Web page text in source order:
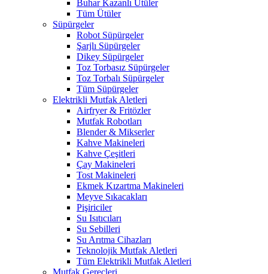
Buhar Kazanlı Ütüler
Tüm Ütüler
Süpürgeler
Robot Süpürgeler
Şarjlı Süpürgeler
Dikey Süpürgeler
Toz Torbasız Süpürgeler
Toz Torbalı Süpürgeler
Tüm Süpürgeler
Elektrikli Mutfak Aletleri
Airfryer & Fritözler
Mutfak Robotları
Blender & Mikserler
Kahve Makineleri
Kahve Çeşitleri
Çay Makineleri
Tost Makineleri
Ekmek Kızartma Makineleri
Meyve Sıkacakları
Pişiriciler
Su Isıtıcıları
Su Sebilleri
Su Arıtma Cihazları
Teknolojik Mutfak Aletleri
Tüm Elektrikli Mutfak Aletleri
Mutfak Gereçleri